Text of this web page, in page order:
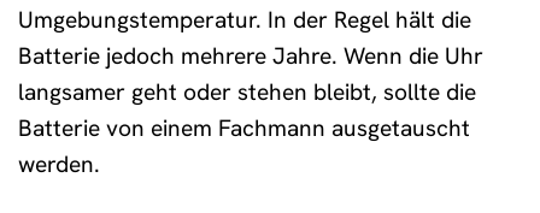
Umgebungstemperatur. In der Regel hält die
Batterie jedoch mehrere Jahre. Wenn die Uhr
langsamer geht oder stehen bleibt, sollte die
Batterie von einem Fachmann ausgetauscht
werden.